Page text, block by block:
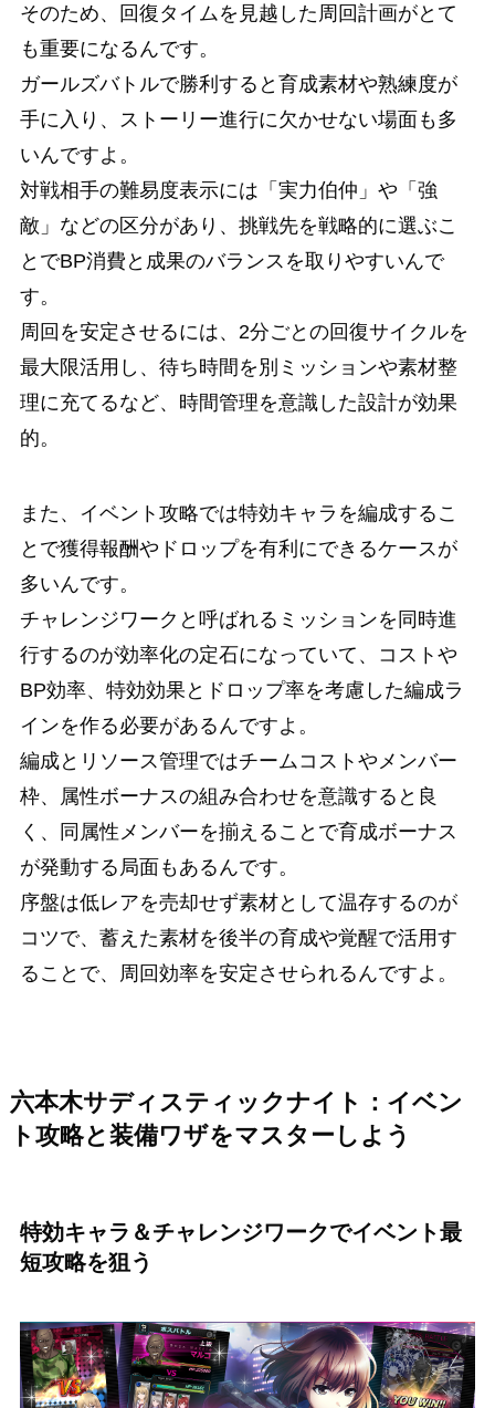
そのため、回復タイムを見越した周回計画がとて
も重要になるんです。
ガールズバトルで勝利すると育成素材や熟練度が
手に入り、ストーリー進行に欠かせない場面も多
いんですよ。
対戦相手の難易度表示には「実力伯仲」や「強
敵」などの区分があり、挑戦先を戦略的に選ぶこ
とでBP消費と成果のバランスを取りやすいんで
す。
周回を安定させるには、2分ごとの回復サイクルを
最大限活用し、待ち時間を別ミッションや素材整
理に充てるなど、時間管理を意識した設計が効果
的。
また、イベント攻略では特効キャラを編成するこ
とで獲得報酬やドロップを有利にできるケースが
多いんです。
チャレンジワークと呼ばれるミッションを同時進
行するのが効率化の定石になっていて、コストや
BP効率、特効効果とドロップ率を考慮した編成ラ
インを作る必要があるんですよ。
編成とリソース管理ではチームコストやメンバー
枠、属性ボーナスの組み合わせを意識すると良
く、同属性メンバーを揃えることで育成ボーナス
が発動する局面もあるんです。
序盤は低レアを売却せず素材として温存するのが
コツで、蓄えた素材を後半の育成や覚醒で活用す
ることで、周回効率を安定させられるんですよ。
六本木サディスティックナイト：イベン
ト攻略と装備ワザをマスターしよう
特効キャラ＆チャレンジワークでイベント最
短攻略を狙う